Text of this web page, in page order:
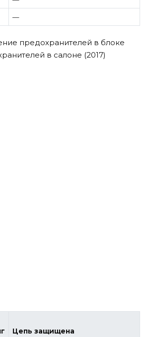
—
предохранителей в блоке
в салоне (2017)
Цепь защищена